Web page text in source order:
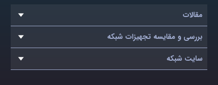
مقالات
بررسی و مقایسه تجهیزات شبکه
سایت شبکه